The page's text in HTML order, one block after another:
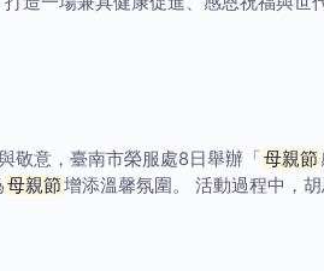
敬意，臺南市榮服處8日舉辦「母親節
母親節增添溫馨氛圍。 活動過程中，